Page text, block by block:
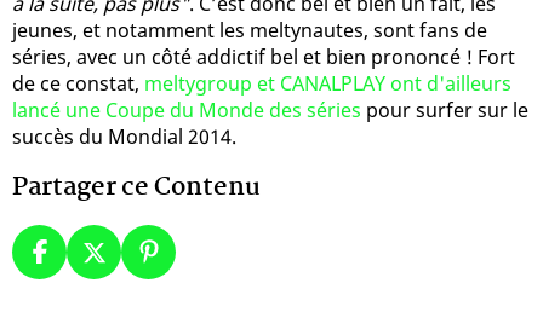
jeunes, et notamment les meltynautes, sont fans de
séries, avec un côté addictif bel et bien prononcé ! Fort
de ce constat, meltygroup et CANALPLAY ont d'ailleurs
lancé une Coupe du Monde des séries pour surfer sur le
succès du Mondial 2014.
Partager ce Contenu